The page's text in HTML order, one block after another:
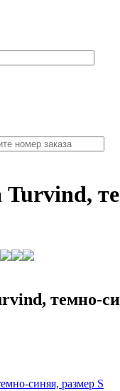
Turvind,
темно-
синяя, размер S